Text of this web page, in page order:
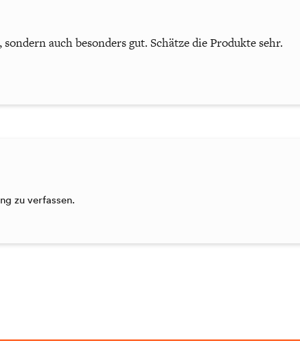
auch besonders gut. Schätze die Produkte sehr.
zu verfassen.